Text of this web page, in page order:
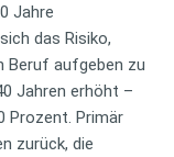
Jahre
das Risiko,
Beruf aufgeben zu
Jahren erhöht –
Prozent. Primär
zurück, die